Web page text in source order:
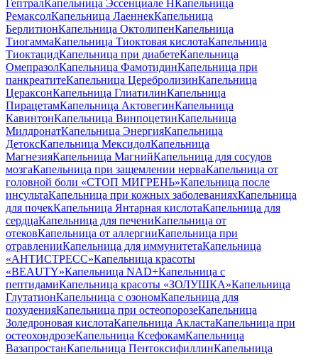
ГептралКапельница Эссенциале НКапельница
РемаксолКапельница ЛаеннекКапельница
БерлитионКапельница ОктолипенКапельница
ТиогаммаКапельница Тиоктовая кислотаКапельница
ТиоктацидКапельница при диабетеКапельница
ОмепразолКапельница ФамотидинКапельница при
панкреатитеКапельница ЦеребролизинКапельница
ЦераксонКапельница ГлиатилинКапельница
ПирацетамКапельница АктовегинКапельница
КавинтонКапельница ВинпоцетинКапельница
МилдронатКапельница ЭнергияКапельница
ДетоксКапельница МексидолКапельница
МагнезияКапельница МагнийКапельница для сосудов
мозгаКапельница при защемлении нерваКапельница от
головной боли «СТОП МИГРЕНЬ»Капельница после
инсультаКапельница при кожных заболеванияхКапельница
для почекКапельница Янтарная кислотаКапельница для
сердцаКапельница для печениКапельница от
отековКапельница от аллергииКапельница при
отравленииКапельница для иммунитетаКапельница
«АНТИСТРЕСС»Капельница красоты
«BEAUTY»Капельница NAD+Капельница с
пептидамиКапельница красоты «ЗОЛУШКА»Капельница
ГлутатионКапельница с озономКапельница для
похуденияКапельница при остеопорозеКапельница
Золедроновая кислотаКапельница АкластаКапельница при
остеохондрозеКапельница КсефокамКапельница
ВазапростанКапельница ПентоксифиллинКапельница